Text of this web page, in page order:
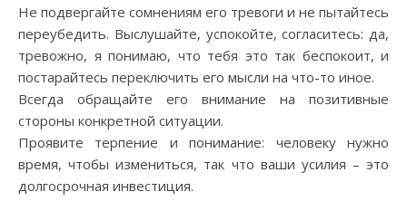
Не подвергайте сомнениям его тревоги и не пытайтесь
переубедить. Выслушайте, успокойте, согласитесь: да,
тревожно, я понимаю, что тебя это так беспокоит, и
постарайтесь переключить его мысли на что-то иное.
Всегда обращайте его внимание на позитивные
стороны конкретной ситуации.
Проявите терпение и понимание: человеку нужно
время, чтобы измениться, так что ваши усилия – это
долгосрочная инвестиция.